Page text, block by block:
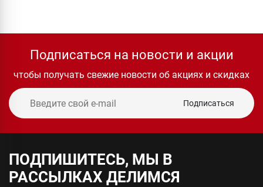
Подписаться на новости и акции
чтобы получать свежие новости об акциях и скидках
Подписаться
ПОДПИШИТЕСЬ, МЫ В
РАССЫЛКАХ ДЕЛИМСЯ